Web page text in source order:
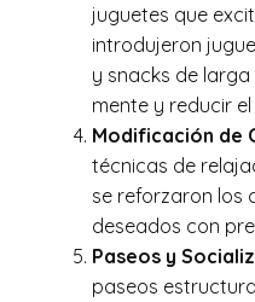
juguetes que
introdujeron
y snacks de larga
mente y reducir
Modificación de
técnicas de
se reforzaron los
deseados con
Paseos y
paseos